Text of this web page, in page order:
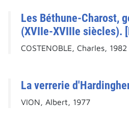
Les Béthune-Charost,
(XVIIe-XVIIIe siècles).
COSTENOBLE, Charles, 1982
La verrerie
VION, Albert, 1977